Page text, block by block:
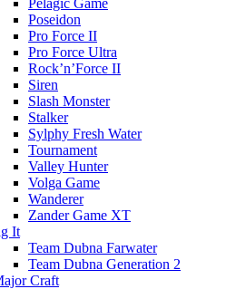
Poseidon
Pro Force II
Pro Force Ultra
Rock’n’Force II
Siren
Slash Monster
Stalker
Sylphy Fresh Water
Tournament
Valley Hunter
Volga Game
Wanderer
Zander Game XT
It
Team Dubna Farwater
Team Dubna Generation 2
Craft